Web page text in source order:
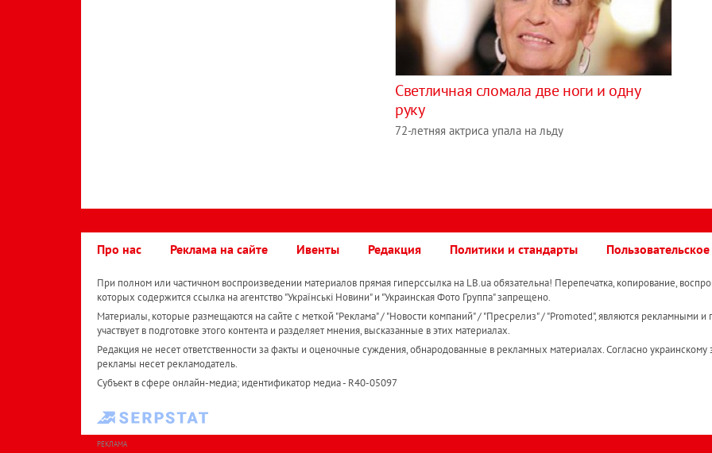
Светличная сломала две ноги и одну
руку
72-летняя актриса упала на льду
Про нас Реклама на сайте Ивенты Редакция Политики и стандарты
При полном или частичном воспроизведении материалов прямая гиперссылка на LB.ua обязательна! Перепечатка, копирование,
которых содержится ссылка на агентство "Українськi Новини" и "Украинская Фото Группа" запрещено.
Материалы, которые размещаются на сайте с меткой "Реклама" / "Новости компаний" / "Пресрелиз" / "Promoted", являются рекламными и
участвует в подготовке этого контента и разделяет мнения, высказанные в этих материалах.
Редакция не несет ответственности за факты и оценочные суждения, обнародованные в рекламных материалах. Согласно украинскому
рекламы несет рекламодатель.
Субъект в сфере онлайн-медиа; идентификатор медиа - R40-05097
РЕКЛАМА